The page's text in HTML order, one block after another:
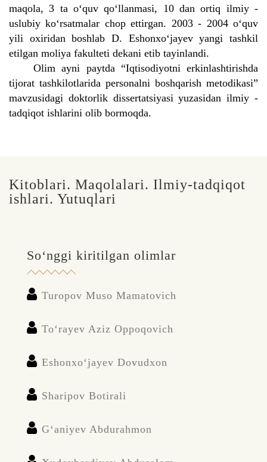
maqola, 3 ta o‘quv qo‘llanmasi, 10 dan ortiq ilmiy -
uslubiy ko‘rsatmalar chop ettirgan. 2003 - 2004 o‘quv
yili oxiridan boshlab D. Eshonxo‘jayev yangi tashkil
etilgan moliya fakulteti dekani etib tayinlandi.
Olim ayni paytda “Iqtisodiyotni erkinlashtirishda
tijorat tashkilotlarida personalni boshqarish metodikasi”
mavzusidagi doktorlik dissertatsiyasi yuzasidan ilmiy -
tadqiqot ishlarini olib bormoqda.
Kitoblari. Maqolalari. Ilmiy-tadqiqot
ishlari. Yutuqlari
So‘nggi kiritilgan olimlar
Turopov Muso Mamatovich
To‘rayev Aziz Oppoqovich
Eshonxo‘jayev Dovudxon
Sharipov Botirali
G‘aniyev Abdurahmon